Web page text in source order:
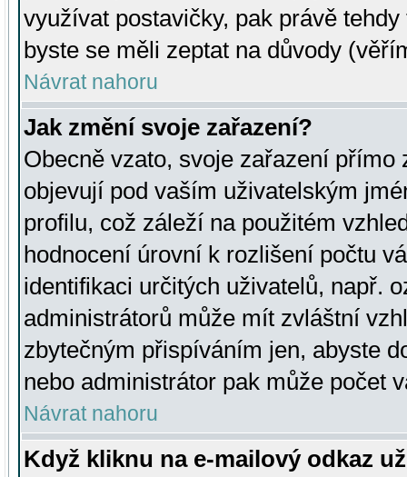
využívat postavičky, pak právě
byste se měli zeptat na důvody
Návrat nahoru
Jak změní svoje zařazení?
Obecně vzato, svoje zařazení přímo
objevují pod vaším uživatelským
profilu, což záleží na použitém
hodnocení úrovní k rozlišení počtu
identifikaci určitých uživatelů, např.
administrátorů může mít zvláštní
zbytečným přispíváním jen, abyste
nebo administrátor pak může počet
Návrat nahoru
Když kliknu na e-mailový odkaz